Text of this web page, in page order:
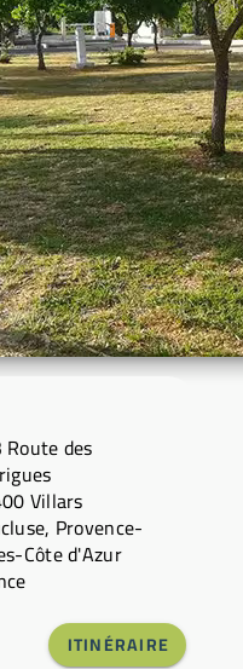
des
Villars
Provence-
Côte d'Azur
ITINÉRAIRE